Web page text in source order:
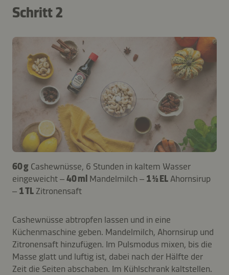
Schritt 2
60 g Cashewnüsse, 6 Stunden in kaltem Wasser
eingeweicht –40 ml Mandelmilch – 1 ½ EL Ahornsirup
– 1 TL Zitronensaft
Cashewnüsse abtropfen lassen und in eine
Küchenmaschine geben. Mandelmilch, Ahornsirup und
Zitronensaft hinzufügen. Im Pulsmodus mixen, bis die
Masse glatt und luftig ist, dabei nach der Hälfte der
Zeit die Seiten abschaben. Im Kühlschrank kaltstellen.